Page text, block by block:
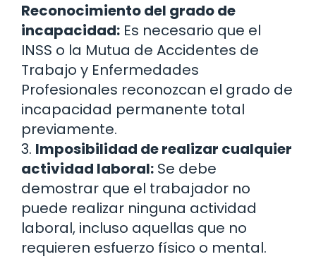
Reconocimiento del grado de
incapacidad: Es necesario que el
INSS o la Mutua de Accidentes de
Trabajo y Enfermedades
Profesionales reconozcan el grado de
incapacidad permanente total
previamente.
3. Imposibilidad de realizar cualquier
actividad laboral: Se debe
demostrar que el trabajador no
puede realizar ninguna actividad
laboral, incluso aquellas que no
requieren esfuerzo físico o mental.